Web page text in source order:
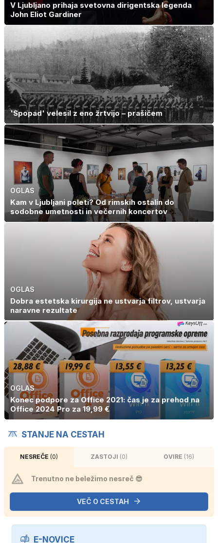
V Ljubljano prihaja svetovna dirigentska legenda
John Eliot Gardiner
'Spopad' velesil z eno žrtvijo – prašičem
OGLAS
Kam v Ljubljani poleti? Od rimskih ostalin do
sodobne umetnosti in večernih koncertov
OGLAS
Dobra estetska kirurgija ne ustvarja filtrov, ustvarja
naravne rezultate
OGLAS
Konec podpore za Office 2021: čas je za prehod na
Office 2024 Pro za 19,99 €
STANJE NA CESTAH
NESREČE (0) ZASTOJI (0) OVIRE (16)
Trenutno ne beležimo nesreč 😎
VEČ O CESTAH
E-NOVICE